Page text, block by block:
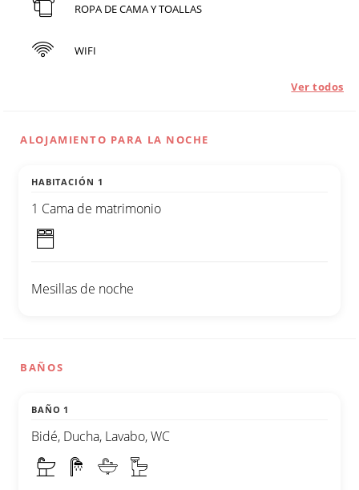
ROPA DE CAMA Y TOALLAS
WIFI
Ver todos
ALOJAMIENTO PARA LA NOCHE
HABITACIÓN 1
1 Cama de matrimonio
Mesillas de noche
BAÑOS
BAÑO 1
Bidé, Ducha, Lavabo, WC